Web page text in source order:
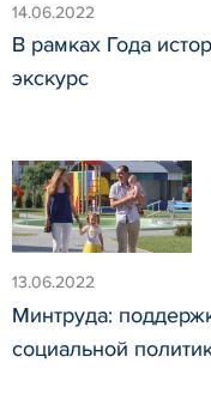
14.06.2022
В рамках Года
экскурс
13.06.2022
Минтруда:
социальной